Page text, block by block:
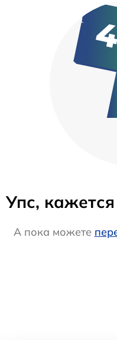
Упс,
А пока можете